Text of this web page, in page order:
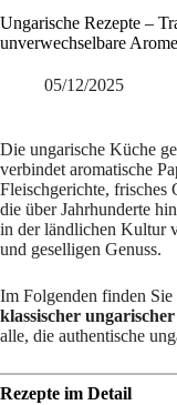
Ungarische Rezepte –
unverwechselbare
05/12/2025
Die ungarische Küche
verbindet aromatische
Fleischgerichte, frisches
die über Jahrhunderte
in der ländlichen Kultur
und geselligen Genuss.
Im Folgenden finden Sie
klassischer
alle, die authentische
Rezepte im Detail